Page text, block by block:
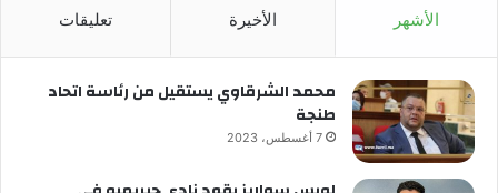
الأشهر الأخيرة تعليقات
محمد الشرقاوي يستقيل من رئاسة اتحاد
طنجة
7 أغسطس، 2023